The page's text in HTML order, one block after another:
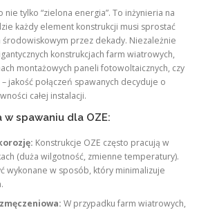
tylko “zielona energia”. To inżynieria na
każdy element konstrukcji musi sprostać
przez dekady. Niezależnie
konstrukcjach farm wiatrowych,
montażowych paneli fotowoltaicznych, czy
jakość połączeń spawanych decyduje o
całej instalacji.
spawaniu dla OZE:
Konstrukcje OZE często pracują w
(duża wilgotność, zmienne temperatury).
wykonane w sposób, który minimalizuje
W przypadku farm wiatrowych,